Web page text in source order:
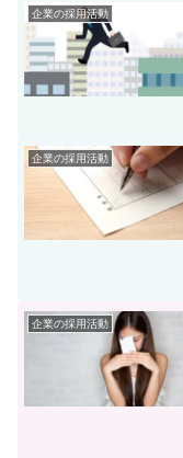
企業の採用活動
企業の採用活動
企業の採用活動